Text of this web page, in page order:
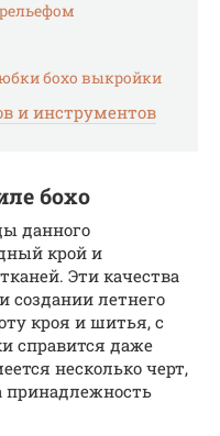
бохо выкройки
и инструментов
бохо
данного
крой и
Эти качества
создании летнего
кроя и шитья, с
справится даже
несколько черт,
принадлежность